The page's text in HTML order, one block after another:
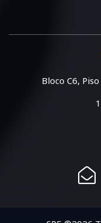
Bloco C6,